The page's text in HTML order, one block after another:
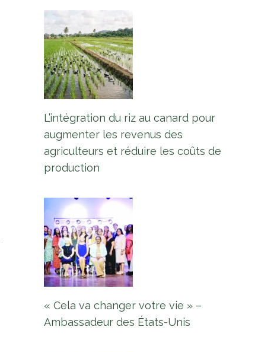
L’intégration du riz au canard pour
augmenter les revenus des
agriculteurs et réduire les coûts de
production
« Cela va changer votre vie » –
Ambassadeur des États-Unis